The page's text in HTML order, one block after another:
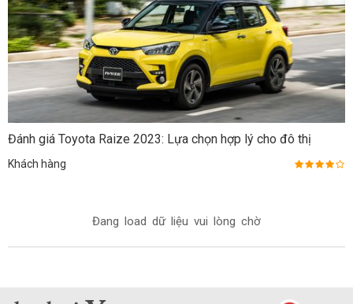
Đánh giá Toyota Raize 2023: Lựa chọn hợp lý cho đô thị
Khách hàng
Đang load dữ liệu vui lòng chờ